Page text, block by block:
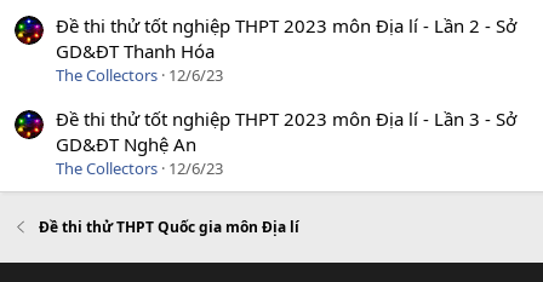
Đề thi thử tốt nghiệp THPT 2023 môn Địa lí - Lần 2 - Sở
GD&ĐT Thanh Hóa
The Collectors 12/6/23
Đề thi thử tốt nghiệp THPT 2023 môn Địa lí - Lần 3 - Sở
GD&ĐT Nghệ An
The Collectors 12/6/23
Đề thi thử THPT Quốc gia môn Địa lí